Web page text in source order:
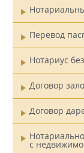
Перевод
Нотариус
Договор
Договор
с